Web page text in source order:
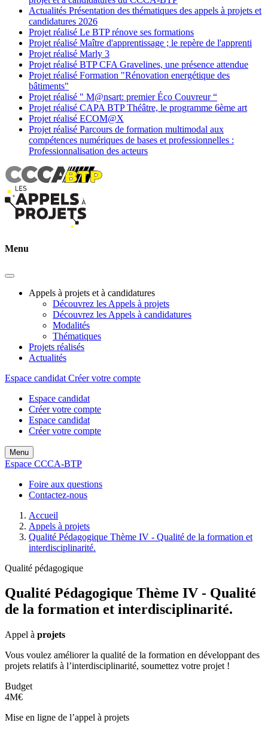
Actualités Présentation des thématiques des appels à projets et
candidatures 2026
Projet réalisé Le BTP rénove ses formations
Projet réalisé Maître d'apprentissage ; le repère de l'apprenti
Projet réalisé Marly 3
Projet réalisé BTP CFA Gravelines, une présence attendue
Projet réalisé Formation "Rénovation energétique des
bâtiments"
Projet réalisé " M@nsart: premier Éco Couvreur “
Projet réalisé CAPA BTP Théâtre, le programme 6ème art
Projet réalisé ECOM@X
Projet réalisé Parcours de formation multimodal aux
compétences numériques de bases et professionnelles :
Professionnalisation des acteurs
Menu
Appels à projets et à candidatures
Découvrez les Appels à projets
Découvrez les Appels à candidatures
Modalités
Thématiques
Projets réalisés
Actualités
Espace candidat Créer votre compte
Espace candidat
Créer votre compte
Espace candidat
Créer votre compte
Menu
Espace CCCA-BTP
Foire aux questions
Contactez-nous
Accueil
Appels à projets
Qualité Pédagogique Thème IV - Qualité de la formation et
interdisciplinarité.
Qualité pédagogique
Qualité Pédagogique Thème IV - Qualité
de la formation et interdisciplinarité.
Appel à projets
Vous voulez améliorer la qualité de la formation en développant des
projets relatifs à l’interdisciplinarité, soumettez votre projet !
Budget
4M€
Mise en ligne de l’appel à projets